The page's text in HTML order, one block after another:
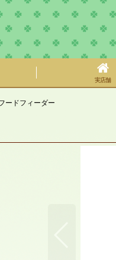
実店舗
ードフィーダー